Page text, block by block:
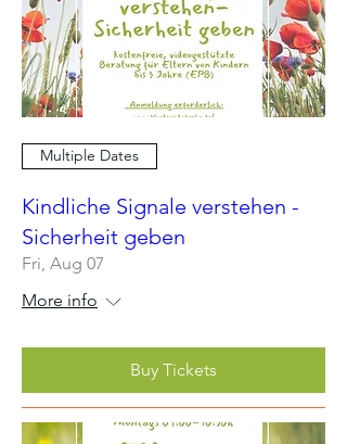
Multiple Dates
Kindliche Signale verstehen -
Sicherheit geben
Fri, Aug 07
More info
Buy Tickets